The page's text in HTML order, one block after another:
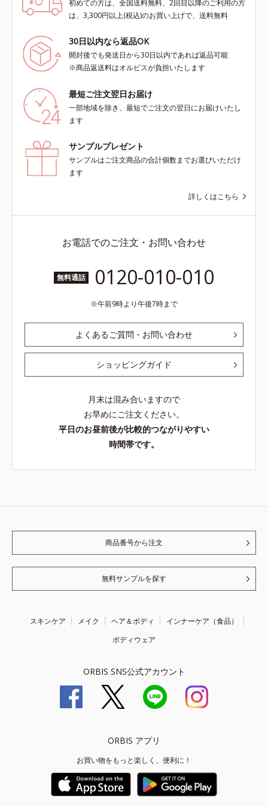
初めての方は、全国送料無料、2回目以降のご利用の方
は、3,300円以上(税込)のお買い上げで、送料無料
30日以内なら返品OK
開封後でも発送日から30日以内であれば返品可能
※商品返送料はオルビスが負担いたします
最短ご注文翌日お届け
一部地域を除き、最短でご注文の翌日にお届けいたし
ます
サンプルプレゼント
サンプルはご注文商品の合計個数までお選びいただけ
ます
詳しくはこちら
お電話でのご注文・お問い合わせ
無料通話 0120-010-010
午前9時より午後7時まで
よくあるご質問・お問い合わせ
ショッピングガイド
月末は混み合いますので
お早めにご注文ください。
平日のお昼前後が比較的つながりやすい
時間帯です。
商品番号から注文
無料サンプルを探す
スキンケア メイク ヘア＆ボディ
インナーケア（食品）
ボディウェア
ORBIS SNS公式アカウント
ORBIS アプリ
お買い物をもっと楽しく、便利に！